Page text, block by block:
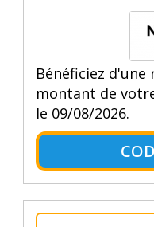
Bénéficiez d'une
montant de
le 09/08/2026.